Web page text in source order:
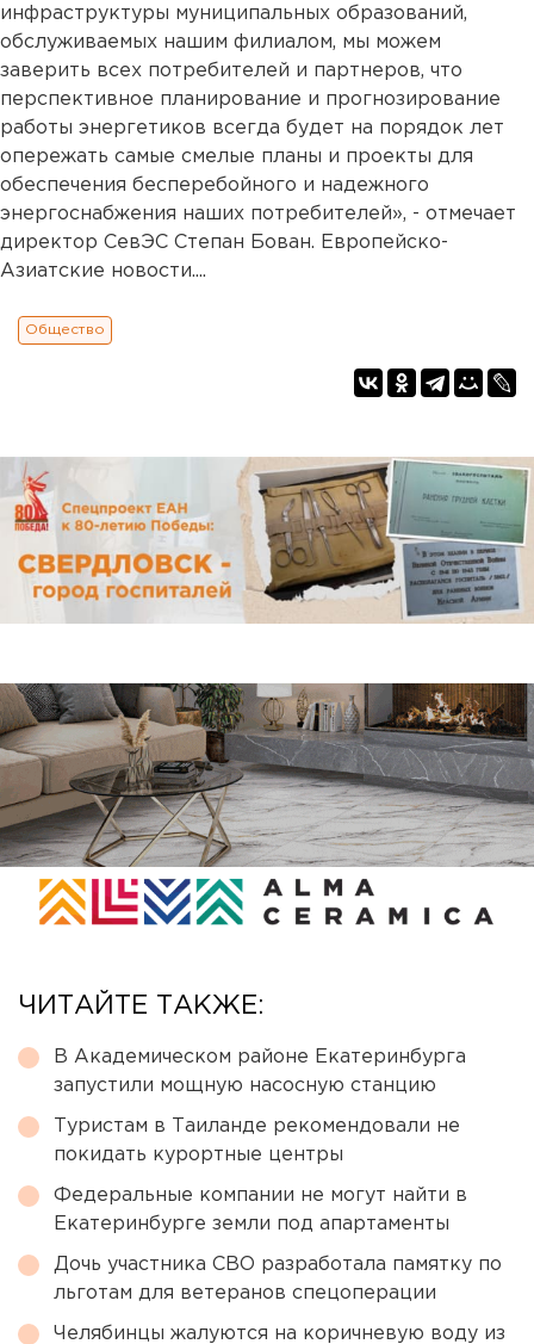
инфраструктуры муниципальных образований,
обслуживаемых нашим филиалом, мы можем
заверить всех потребителей и партнеров, что
перспективное планирование и прогнозирование
работы энергетиков всегда будет на порядок лет
опережать самые смелые планы и проекты для
обеспечения бесперебойного и надежного
энергоснабжения наших потребителей», - отмечает
директор СевЭС Степан Бован. Европейско-
Азиатские новости....
Общество
ЧИТАЙТЕ ТАКЖЕ:
В Академическом районе Екатеринбурга
запустили мощную насосную станцию
Туристам в Таиланде рекомендовали не
покидать курортные центры
Федеральные компании не могут найти в
Екатеринбурге земли под апартаменты
Дочь участника СВО разработала памятку по
льготам для ветеранов спецоперации
Челябинцы жалуются на коричневую воду из